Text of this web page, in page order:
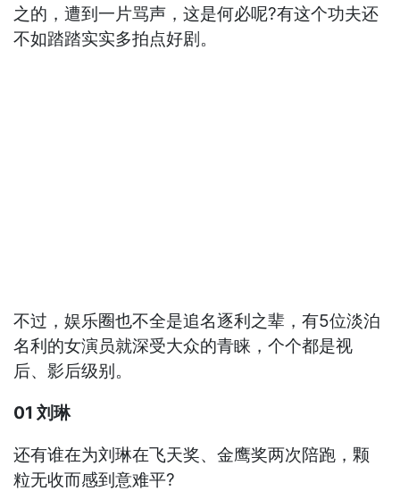
之的，遭到一片骂声，这是何必呢?有这个功夫还
不如踏踏实实多拍点好剧。
不过，娱乐圈也不全是追名逐利之辈，有5位淡泊
名利的女演员就深受大众的青睐，个个都是视
后、影后级别。
01 刘琳
还有谁在为刘琳在飞天奖、金鹰奖两次陪跑，颗
粒无收而感到意难平?